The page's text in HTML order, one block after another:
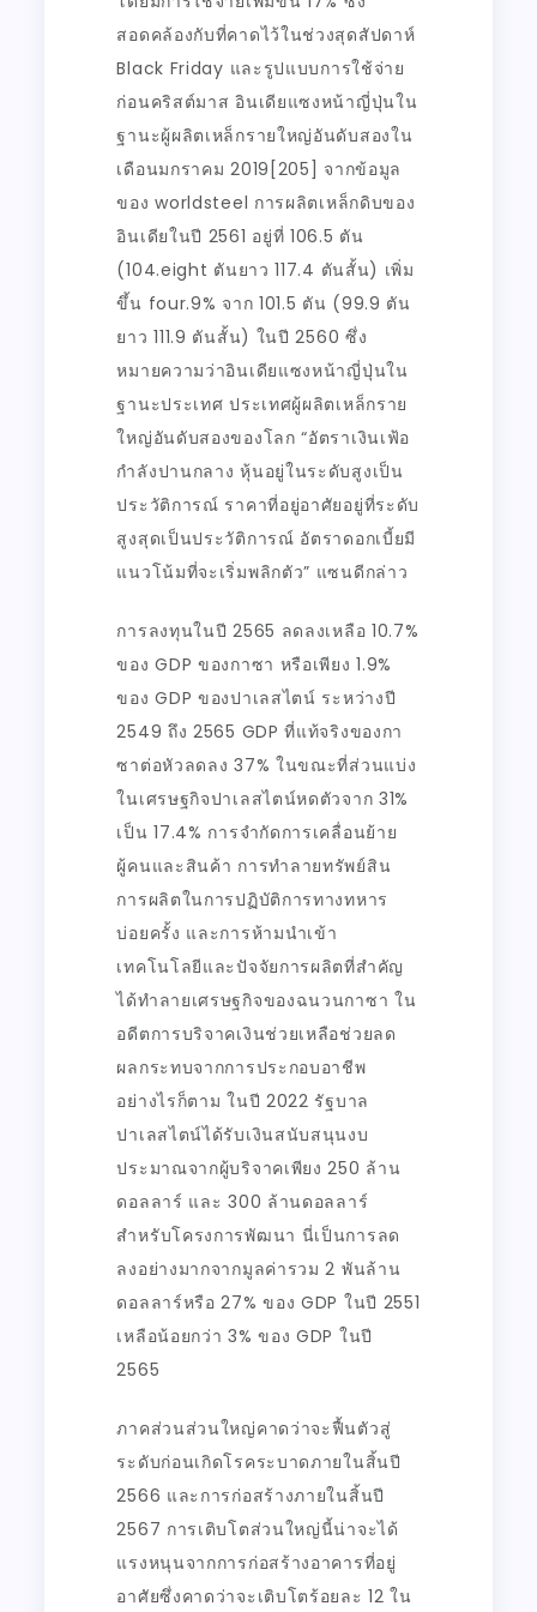
สอดคล้องกับที่คาดไว้ในช่วงสุดสัปดาห์
Black Friday และรูปแบบการใช้จ่าย
ก่อนคริสต์มาส อินเดียแซงหน้าญี่ปุ่นใน
ฐานะผู้ผลิตเหล็กรายใหญ่อันดับสองใน
เดือนมกราคม 2019[205] จากข้อมูล
ของ worldsteel การผลิตเหล็กดิบของ
อินเดียในปี 2561 อยู่ที่ 106.5 ตัน
(104.eight ตันยาว 117.4 ตันสั้น) เพิ่ม
ขึ้น four.9% จาก 101.5 ตัน (99.9 ตัน
ยาว 111.9 ตันสั้น) ในปี 2560 ซึ่ง
หมายความว่าอินเดียแซงหน้าญี่ปุ่นใน
ฐานะประเทศ ประเทศผู้ผลิตเหล็กราย
ใหญ่อันดับสองของโลก “อัตราเงินเฟ้อ
กำลังปานกลาง หุ้นอยู่ในระดับสูงเป็น
ประวัติการณ์ ราคาที่อยู่อาศัยอยู่ที่ระดับ
สูงสุดเป็นประวัติการณ์ อัตราดอกเบี้ยมี
แนวโน้มที่จะเริ่มพลิกตัว” แซนดีกล่าว
การลงทุนในปี 2565 ลดลงเหลือ 10.7%
ของ GDP ของกาซา หรือเพียง 1.9%
ของ GDP ของปาเลสไตน์ ระหว่างปี
2549 ถึง 2565 GDP ที่แท้จริงของกา
ซาต่อหัวลดลง 37% ในขณะที่ส่วนแบ่ง
ในเศรษฐกิจปาเลสไตน์หดตัวจาก 31%
เป็น 17.4% การจำกัดการเคลื่อนย้าย
ผู้คนและสินค้า การทำลายทรัพย์สิน
การผลิตในการปฏิบัติการทางทหาร
บ่อยครั้ง และการห้ามนำเข้า
เทคโนโลยีและปัจจัยการผลิตที่สำคัญ
ได้ทำลายเศรษฐกิจของฉนวนกาซา ใน
อดีตการบริจาคเงินช่วยเหลือช่วยลด
ผลกระทบจากการประกอบอาชีพ
อย่างไรก็ตาม ในปี 2022 รัฐบาล
ปาเลสไตน์ได้รับเงินสนับสนุนงบ
ประมาณจากผู้บริจาคเพียง 250 ล้าน
ดอลลาร์ และ 300 ล้านดอลลาร์
สำหรับโครงการพัฒนา นี่เป็นการลด
ลงอย่างมากจากมูลค่ารวม 2 พันล้าน
ดอลลาร์หรือ 27% ของ GDP ในปี 2551
เหลือน้อยกว่า 3% ของ GDP ในปี
2565
ภาคส่วนส่วนใหญ่คาดว่าจะฟื้นตัวสู่
ระดับก่อนเกิดโรคระบาดภายในสิ้นปี
2566 และการก่อสร้างภายในสิ้นปี
2567 การเติบโตส่วนใหญ่นี้น่าจะได้
แรงหนุนจากการก่อสร้างอาคารที่อยู่
อาศัยซึ่งคาดว่าจะเติบโตร้อยละ 12 ใน